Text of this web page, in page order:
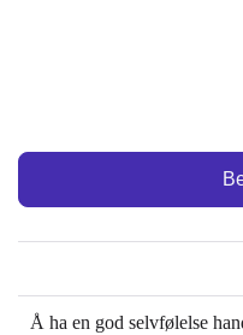
Å ha en god selvfølelse